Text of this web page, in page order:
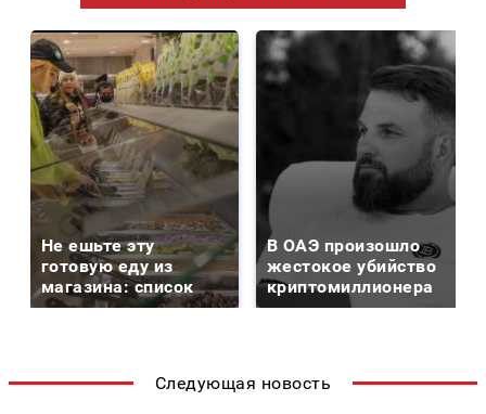
Не ешьте эту
готовую еду из
магазина: список
В ОАЭ произошло
жестокое убийство
криптомиллионера
Следующая новость